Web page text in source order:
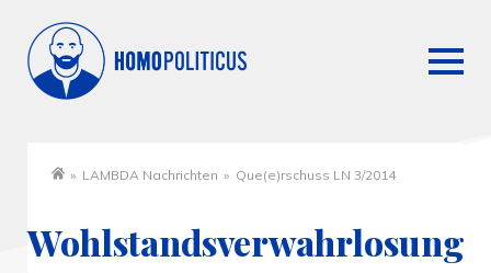
» LAMBDA Nachrichten » Que(e)rschuss LN 3/2014
Wohlstandsverwahrlosung